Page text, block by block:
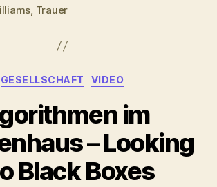
, Trauer
Kategorien
GESELLSCHAFT VIDEO
im
– Looking
Black Boxes